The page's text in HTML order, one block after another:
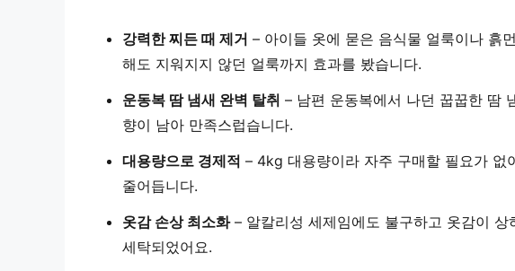
강력한 찌든 때 제거 – 아이들 옷에 묻은 음식물 얼룩이나 흙
해도 지워지지 않던 얼룩까지 효과를 봤습니다.
운동복 땀 냄새 완벽 탈취 – 남편 운동복에서 나던 꿉꿉한 땀
향이 남아 만족스럽습니다.
대용량으로 경제적 – 4kg 대용량이라 자주 구매할 필요가 없
줄어듭니다.
옷감 손상 최소화– 알칼리성 세제임에도 불구하고 옷감이 상
세탁되었어요.